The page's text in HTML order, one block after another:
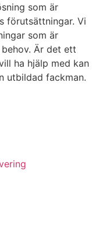
som är
förutsättningar. Vi
som är
Är det ett
ha hjälp med kan
utbildad fackman.